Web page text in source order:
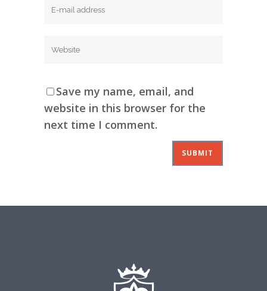
Save my name, email, and
website in this browser for the
next time I comment.